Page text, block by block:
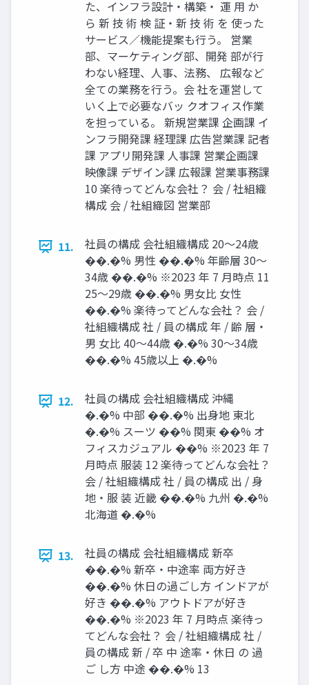
た、インフラ設計・構築・ 運 用 か
ら 新 技 術 検 証・新 技 術 を 使った
サービス／機能提案も行う。 営業
部、マーケティング部、開発 部が行
わない経理、人事、法務、 広報など
全ての業務を行う。会 社を運営して
いく上で必要なバッ クオフィス作業
を担っている。 新規営業課 企画課 イ
ンフラ開発課 経理課 広告営業課 記者
課 アプリ開発課 人事課 営業企画課
映像課 デザイン課 広報課 営業事務課
10 楽待ってどんな会社？ 会 / 社組織
構成 会 / 社組織図 営業部
11.
社員の構成 会社組織構成 20～24歳
��.�% 男性 ��.�% 年齢層 30～
34歳 ��.�% ※2023 年 7 月時点 11
25～29歳 ��.�% 男女比 女性
��.�% 楽待ってどんな会社？ 会 /
社組織構成 社 / 員の構成 年 / 齢 層・
男 女比 40～44歳 �.�% 30～34歳
��.�% 45歳以上 �.�%
12.
社員の構成 会社組織構成 沖縄
�.�% 中部 ��.�% 出身地 東北
�.�% スーツ ��% 関東 ��% オ
フィスカジュアル ��% ※2023 年 7
月時点 服装 12 楽待ってどんな会社？
会 / 社組織構成 社 / 員の構成 出 / 身
地・服 装 近畿 ��.�% 九州 �.�%
北海道 �.�%
13.
社員の構成 会社組織構成 新卒
��.�% 新卒・中途率 両方好き
��.�% 休日の過ごし方 インドアが
好き ��.�% アウトドアが好き
��.�% ※2023 年 7 月時点 楽待っ
てどんな会社？ 会 / 社組織構成 社 /
員の構成 新 / 卒 中 途率・休日 の 過
ご し方 中途 ��.�% 13